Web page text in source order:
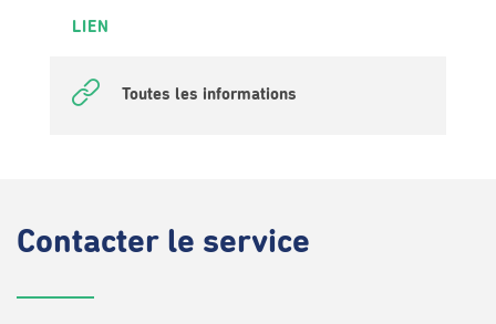
LIEN
Toutes les informations
Contacter le service